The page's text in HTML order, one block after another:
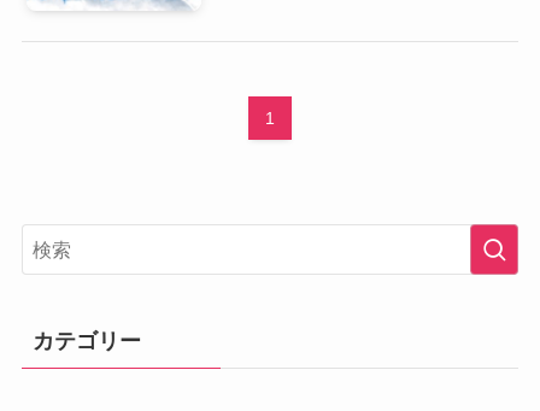
1
カテゴリー